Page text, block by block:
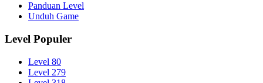
Panduan Level
Unduh Game
Level Populer
Level 80
Level 279